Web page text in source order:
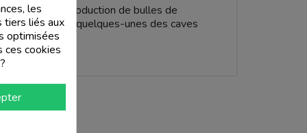
passion à la production de bulles de
ne sont que quelques-unes des caves
, rendez-vous sur le site
des meilleures caves, prêtes à être
les
tiers liés aux
optimisées
ces cookies